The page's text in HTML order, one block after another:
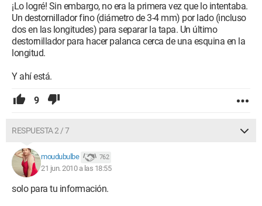
¡Lo logré! Sin embargo, no era la primera vez que lo intentaba.
Un destornillador fino (diámetro de 3-4 mm) por lado (incluso
dos en las longitudes) para separar la tapa. Un último
destornillador para hacer palanca cerca de una esquina en la
longitud.
Y ahí está.
9
RESPUESTA 2 / 7
moudubulbe 762
21 jun. 2010 a las 18:55
solo para tu información.